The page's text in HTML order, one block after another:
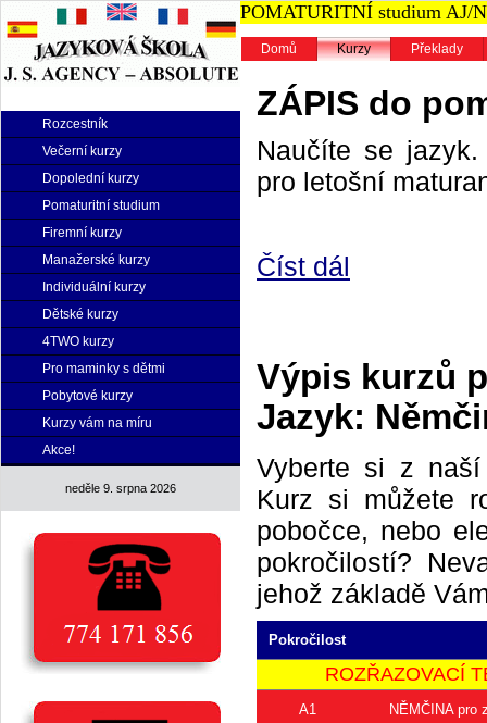
Rozcestník
Večerní kurzy
Dopolední kurzy
Pomaturitní studium
Firemní kurzy
Manažerské kurzy
Individuální kurzy
Dětské kurzy
4TWO kurzy
Pro maminky s dětmi
Pobytové kurzy
Kurzy vám na míru
Akce!
neděle 9. srpna 2026
POMATURITNÍ studium AJ/
Domů Kurzy Překlady
ZÁPIS do
Naučíte se
pro letošní
Číst dál
Výpis kurzů
Jazyk:
Vyberte si z
Kurz si můžete
pobočce, nebo
pokročilostí?
jehož základě
Pokročilost
ROZŘAZOVACÍ
A1 NĚMČINA pro